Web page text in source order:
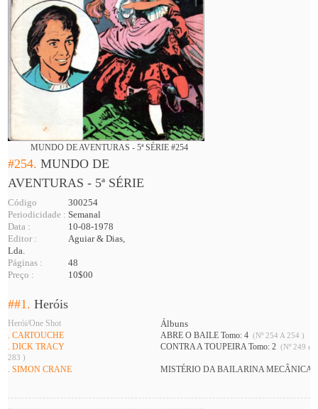
MUNDO DE AVENTURAS - 5ª SÉRIE #254
#254.MUNDO DE
AVENTURAS - 5ª SÉRIE
Código
300254
Periodicidade : Semanal
Data :
10-08-1978
Editor :
Aguiar & Dias,
Lda.
Páginas :
48
Preço :
10$00
##1.Heróis
Herói/One Shot Álbuns
. CARTOUCHE ABRE O BAILE Tomo: 4 (Nº 254 A 254 )
. DICK TRACY CONTRA A TOUPEIRA Tomo: 2 (Nº 249 e
283 )
. SIMON CRANE
MISTÉRIO DA BAILARINA MECÂNICA